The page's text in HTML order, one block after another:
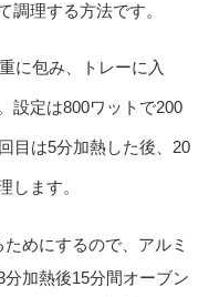
調理する方法です。
に包み、トレーに入
設定は800ワットで200
目は5分加熱した後、20
します。
めにするので、アルミ
加熱後15分間オーブン